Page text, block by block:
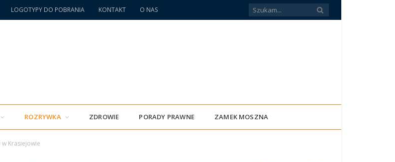
LOGOTYPY DO POBRANIA KONTAKT O NAS
ROZRYWKA ZDROWIE PORADY PRAWNE ZAMEK MOSZNA
Krasiejowie